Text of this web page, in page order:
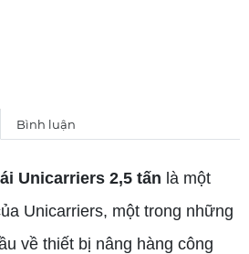
Bình luận
Unicarriers 2,5 tấn là một
Unicarriers, một trong những
về thiết bị nâng hàng công